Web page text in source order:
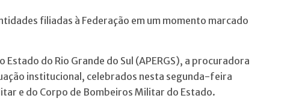
filiadas à Federação em um momento marcado
do Rio Grande do Sul (APERGS), a procuradora
institucional, celebrados nesta segunda-feira
e do Corpo de Bombeiros Militar do Estado.